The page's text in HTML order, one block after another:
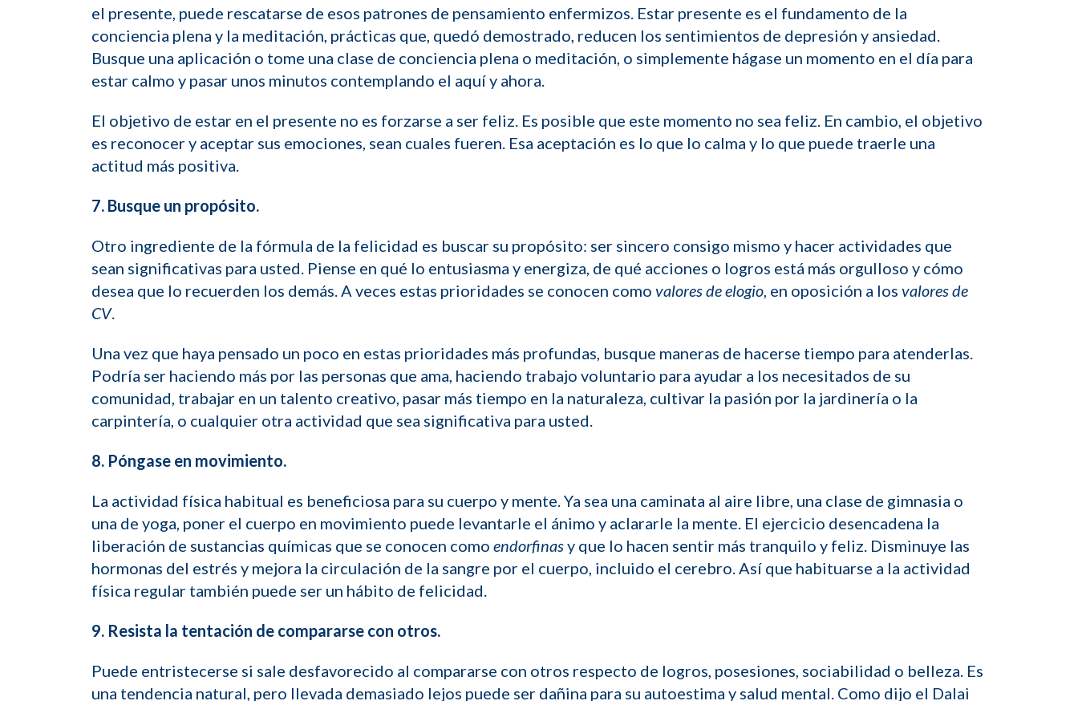
el presente, puede rescatarse de esos patrones de pensamiento enfermizos. Estar presente es el fundamento de la
conciencia plena y la meditación, prácticas que, quedó demostrado, reducen los sentimientos de depresión y ansiedad.
Busque una aplicación o tome una clase de conciencia plena o meditación, o simplemente hágase un momento en el día para
estar calmo y pasar unos minutos contemplando el aquí y ahora.
El objetivo de estar en el presente no es forzarse a ser feliz. Es posible que este momento no sea feliz. En cambio, el objetivo
es reconocer y aceptar sus emociones, sean cuales fueren. Esa aceptación es lo que lo calma y lo que puede traerle una
actitud más positiva.
7. Busque un propósito.
Otro ingrediente de la fórmula de la felicidad es buscar su propósito: ser sincero consigo mismo y hacer actividades que
sean significativas para usted. Piense en qué lo entusiasma y energiza, de qué acciones o logros está más orgulloso y cómo
desea que lo recuerden los demás. A veces estas prioridades se conocen como valores de elogio, en oposición a los valores de
CV.
Una vez que haya pensado un poco en estas prioridades más profundas, busque maneras de hacerse tiempo para atenderlas.
Podría ser haciendo más por las personas que ama, haciendo trabajo voluntario para ayudar a los necesitados de su
comunidad, trabajar en un talento creativo, pasar más tiempo en la naturaleza, cultivar la pasión por la jardinería o la
carpintería, o cualquier otra actividad que sea significativa para usted.
8. Póngase en movimiento.
La actividad física habitual es beneficiosa para su cuerpo y mente. Ya sea una caminata al aire libre, una clase de gimnasia o
una de yoga, poner el cuerpo en movimiento puede levantarle el ánimo y aclararle la mente. El ejercicio desencadena la
liberación de sustancias químicas que se conocen como endorfinasy que lo hacen sentir más tranquilo y feliz. Disminuye las
hormonas del estrés y mejora la circulación de la sangre por el cuerpo, incluido el cerebro. Así que habituarse a la actividad
física regular también puede ser un hábito de felicidad.
9. Resista la tentación de compararse con otros.
Puede entristecerse si sale desfavorecido al compararse con otros respecto de logros, posesiones, sociabilidad o belleza. Es
una tendencia natural, pero llevada demasiado lejos puede ser dañina para su autoestima y salud mental. Como dijo el Dalai